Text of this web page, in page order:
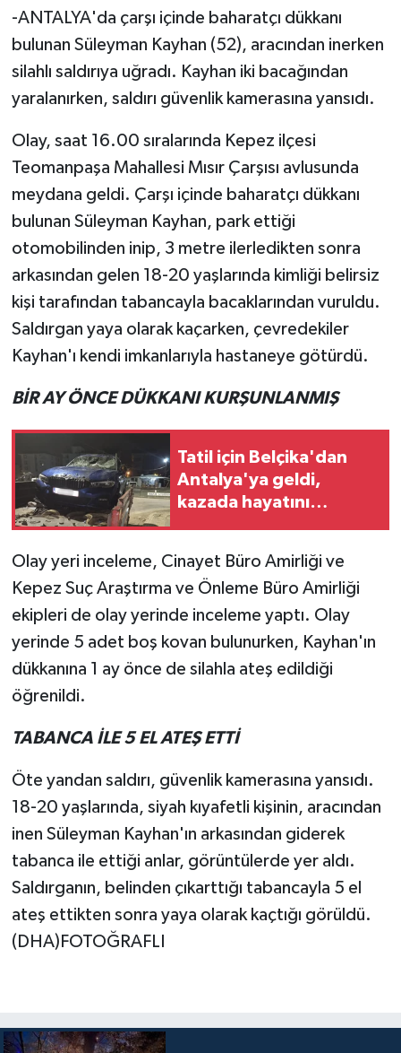
-ANTALYA'da çarşı içinde baharatçı dükkanı
bulunan Süleyman Kayhan (52), aracından inerken
silahlı saldırıya uğradı. Kayhan iki bacağından
yaralanırken, saldırı güvenlik kamerasına yansıdı.
Olay, saat 16.00 sıralarında Kepez ilçesi
Teomanpaşa Mahallesi Mısır Çarşısı avlusunda
meydana geldi. Çarşı içinde baharatçı dükkanı
bulunan Süleyman Kayhan, park ettiği
otomobilinden inip, 3 metre ilerledikten sonra
arkasından gelen 18-20 yaşlarında kimliği belirsiz
kişi tarafından tabancayla bacaklarından vuruldu.
Saldırgan yaya olarak kaçarken, çevredekiler
Kayhan'ı kendi imkanlarıyla hastaneye götürdü.
BİR AY ÖNCE DÜKKANI KURŞUNLANMIŞ
Tatil için Belçika'dan
Antalya'ya geldi,
kazada hayatını
Olay yeri inceleme, Cinayet Büro Amirliği ve
Kepez Suç Araştırma ve Önleme Büro Amirliği
ekipleri de olay yerinde inceleme yaptı. Olay
yerinde 5 adet boş kovan bulunurken, Kayhan'ın
dükkanına 1 ay önce de silahla ateş edildiği
öğrenildi.
TABANCA İLE 5 EL ATEŞ ETTİ
Öte yandan saldırı, güvenlik kamerasına yansıdı.
18-20 yaşlarında, siyah kıyafetli kişinin, aracından
inen Süleyman Kayhan'ın arkasından giderek
tabanca ile ettiği anlar, görüntülerde yer aldı.
Saldırganın, belinden çıkarttığı tabancayla 5 el
ateş ettikten sonra yaya olarak kaçtığı görüldü.
(DHA)FOTOĞRAFLI
Magazin
Öğle Bülteni
Sağlık
Siyaset
Sosyal medya
Spor
Televizyon
Yaşam